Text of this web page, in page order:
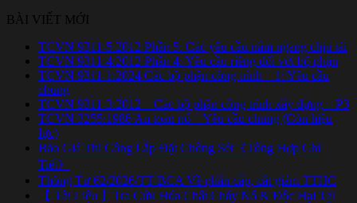
BÀI VIẾT MỚI
TCVN 9311-5:2012 Phần 5: Các yêu cầu nằm ngang chịu tải
TCVN 9311-4:2012 Phần 4: Yêu cầu riêng đối với bộ phận
TCVN 9311-1:2024 Các bộ phận công trình – 1: Yêu cầu
chung
TCVN 9311-3:2012 – Các bộ phận công trình xây dựng – P3
TCVN 3255:1986 An toàn nổ – Yêu cầu chung (Còn hiệu
lực)
Báo Giá Thi Công Lắp Đặt Chống Sét《Tổng Hợp Chi
Tiết》
Thông Tư 62/2026/TT-BCA Về phân cấp, cắt giảm TTHC
【 Tài Liệu 】Tra Cứu Hóa Chất Cháy Nổ & Độc Hại Tại